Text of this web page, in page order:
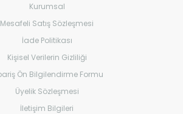
Kurumsal
Mesafeli Satış Sözleşmesi
İade Politikası
Kişisel Verilerin Gizliliği
Ön Bilgilendirme Formu
Üyelik Sözleşmesi
İletişim Bilgileri